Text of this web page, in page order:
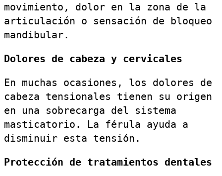
movimiento, dolor en la zona de la
articulación o sensación de bloqueo
mandibular.
Dolores de cabeza y cervicales
En muchas ocasiones, los dolores de
cabeza tensionales tienen su origen
en una sobrecarga del sistema
masticatorio. La férula ayuda a
disminuir esta tensión.
Protección de tratamientos dentales